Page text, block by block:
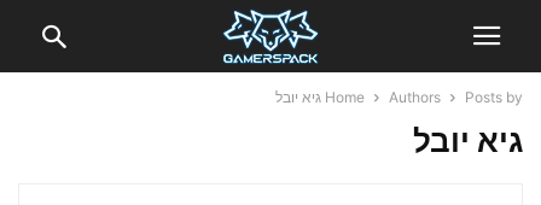
Home Authors Posts by גיא יובל
גיא יובל